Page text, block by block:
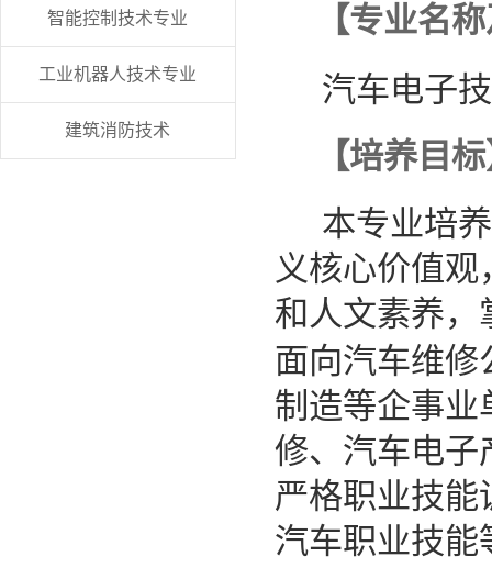
智能控制技术专业
工业机器人技术专业
建筑消防技术
【专业名
汽车电子
【培养目
本专业培
义核心价值
和人文素养，
面向汽车维修
制造等企事业
修、汽车电子
严格职业技
汽车职业技能